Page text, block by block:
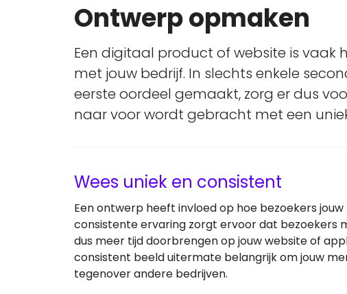
Ontwerp opmaken
Een digitaal product of website is vaak
met jouw bedrijf. In slechts enkele
eerste oordeel gemaakt, zorg er dus
naar voor wordt gebracht met een
Wees uniek en consistent
Een ontwerp heeft invloed op hoe bezoekers
consistente ervaring zorgt ervoor dat bezoekers
dus meer tijd doorbrengen op jouw website of
consistent beeld uitermate belangrijk om jouw
tegenover andere bedrijven.